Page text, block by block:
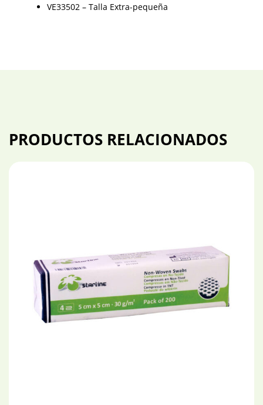
VE33502 – Talla Extra-pequeña
PRODUCTOS RELACIONADOS